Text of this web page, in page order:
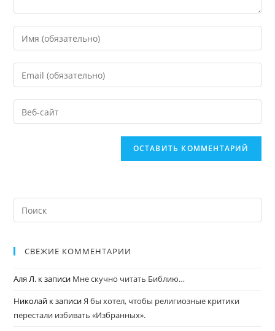
СВЕЖИЕ КОММЕНТАРИИ
Аля Л. к записи Мне скучно читать Библию…
Николай к записиЯ бы хотел, чтобы религиозные критики
перестали избивать «Избранных».